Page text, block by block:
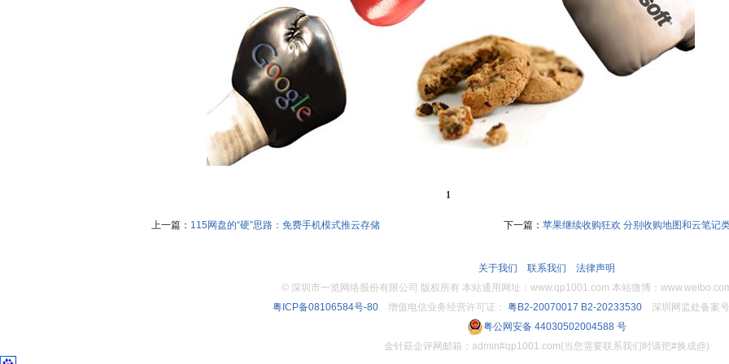
1
上一篇： 115网盘的“硬”思路：免费手机模式推云存储 下一篇： 苹果继续收购狂欢 分别收购地图和云笔记
关于我们 联系我们
法律声明
© 深圳市一览网络股份有限公司 版权所有 本站通用网址：www.qp1001.com 本站微博：
粤ICP备08106584号-80增值电信业务经营许可证： 粤B2-20070017 B2-20233530深圳网监处备案
粤公网安备 44030502004588 号
金针菇企评网邮箱：admin#qp1001.com(当您需要联系我们时请把#换成@)